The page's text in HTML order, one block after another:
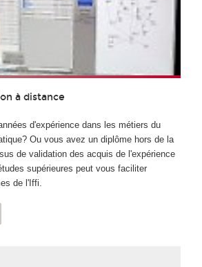
à distance
d'expérience dans les métiers du
Ou vous avez un diplôme hors de la
de validation des acquis de l'expérience
supérieures peut vous faciliter
de l'Iffi.